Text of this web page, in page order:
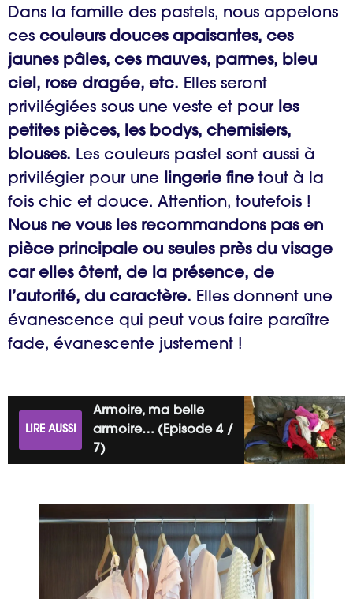
Dans la famille des pastels, nous appelons
ces couleurs douces apaisantes, ces
jaunes pâles, ces mauves, parmes, bleu
ciel, rose dragée, etc. Elles seront
privilégiées sous une veste et pour les
petites pièces, les bodys, chemisiers,
blouses. Les couleurs pastel sont aussi à
privilégier pour une
lingerie fine tout à la
fois chic et douce. Attention, toutefois !
Nous ne vous les recommandons pas en
pièce principale ou seules près du visage
car elles ôtent, de la présence, de
l’autorité, du caractère. Elles donnent une
évanescence qui peut vous faire paraître
fade, évanescente justement !
LIRE AUSSI
Armoire, ma belle
armoire… (Episode 4 /
7)